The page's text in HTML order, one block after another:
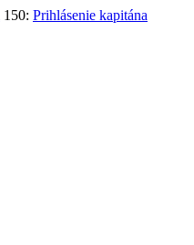
150: Prihlásenie kapitána